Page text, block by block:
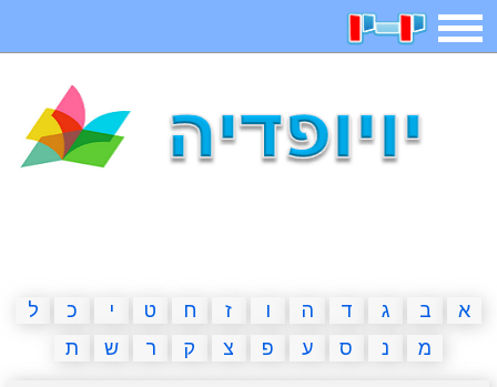
תפריט
איש תלוי מדריכים פוקימון גו מצא הבדלים
א ב ג ד ה ו ז ח ט י כ
ל
מ
נ ס ע פ צ ק ר ש ת